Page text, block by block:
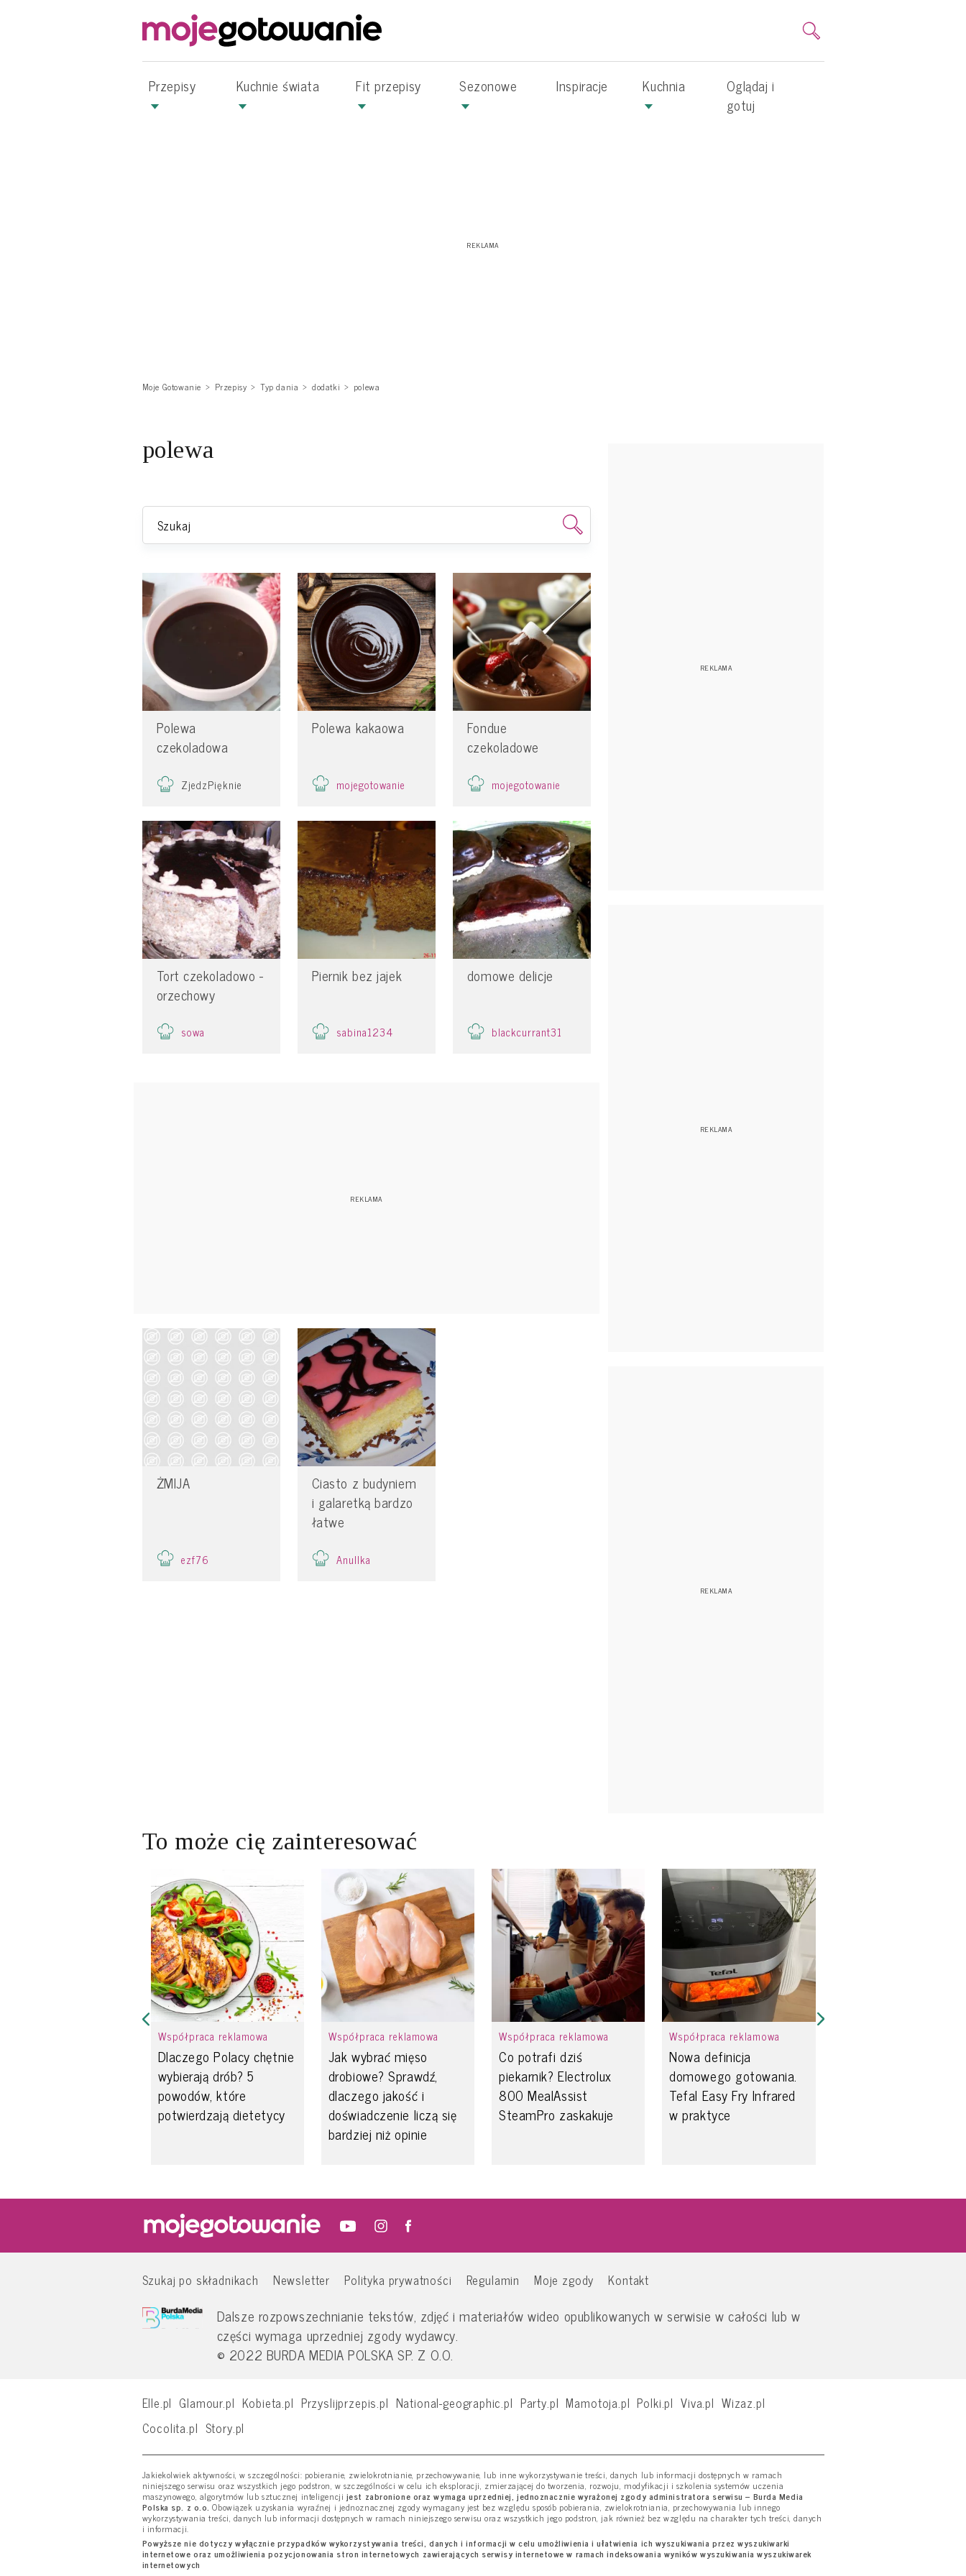
Przepisy Kuchnie świata Fit przepisy Sezonowe Inspiracje Kuchnia
Oglądaj i
gotuj
Moje Gotowanie Przepisy Typ dania dodatki polewa
polewa
Polewa
czekoladowa
ZjedzPięknie
Polewa kakaowa
mojegotowanie
Fondue
czekoladowe
mojegotowanie
Tort czekoladowo -
orzechowy
sowa
Piernik bez jajek
sabina1234
domowe delicje
blackcurrant31
ŻMIJA
ezf76
Ciasto z budyniem
i galaretką bardzo
łatwe
Anullka
To może cię zainteresować
Współpraca reklamowa
Dlaczego Polacy chętnie
wybierają drób? 5
powodów, które
potwierdzają dietetycy
Współpraca reklamowa
Jak wybrać mięso
drobiowe? Sprawdź,
dlaczego jakość i
doświadczenie liczą się
bardziej niż opinie
Współpraca reklamowa
Co potrafi dziś
piekarnik? Electrolux
800 MealAssist
SteamPro zaskakuje
Współpraca reklamowa
Nowa definicja
domowego gotowania.
Tefal Easy Fry Infrared
w praktyce
Szukaj po składnikach Newsletter Polityka prywatności Regulamin Moje zgody Kontakt
Dalsze rozpowszechnianie tekstów, zdjęć i materiałów wideo opublikowanych w serwisie w całości lub w
części wymaga uprzedniej zgody wydawcy.
© 2022 BURDA MEDIA POLSKA SP. Z O.O.
Elle.pl Glamour.pl Kobieta.pl Przyslijprzepis.pl National-geographic.pl Party.pl Mamotoja.pl Polki.pl Viva.pl Wizaz.pl
Cocolita.pl Story.pl
Jakiekolwiek aktywności, w szczególności: pobieranie, zwielokrotnianie, przechowywanie, lub inne wykorzystywanie treści, danych lub informacji dostępnych w ramach
niniejszego serwisu oraz wszystkich jego podstron, w szczególności w celu ich eksploracji, zmierzającej do tworzenia, rozwoju, modyfikacji i szkolenia systemów uczenia
maszynowego, algorytmów lub sztucznej inteligencji jest zabronione oraz wymaga uprzedniej, jednoznacznie wyrażonej zgody administratora serwisu – Burda Media
Polska sp. z o.o. Obowiązek uzyskania wyraźnej i jednoznacznej zgody wymagany jest bez względu sposób pobierania, zwielokrotniania, przechowywania lub innego
wykorzystywania treści, danych lub informacji dostępnych w ramach niniejszego serwisu oraz wszystkich jego podstron, jak również bez względu na charakter tych treści, danych
i informacji.
Powyższe nie dotyczy wyłącznie przypadków wykorzystywania treści, danych i informacji w celu umożliwienia i ułatwienia ich wyszukiwania przez wyszukiwarki
internetowe oraz umożliwienia pozycjonowania stron internetowych zawierających serwisy internetowe w ramach indeksowania wyników wyszukiwania wyszukiwarek
internetowych